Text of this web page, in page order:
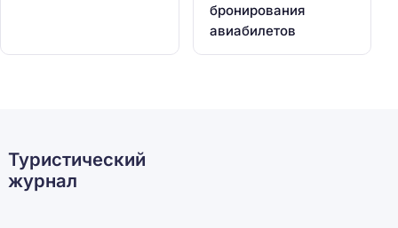
бронирования
авиабилетов
Туристический
журнал